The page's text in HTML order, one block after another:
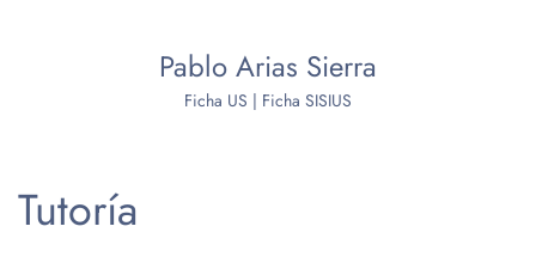
Pablo Arias Sierra
Ficha US | Ficha SISIUS
Tutoría